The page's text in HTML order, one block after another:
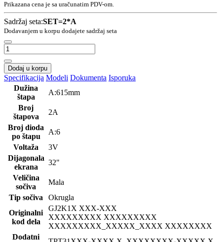
Prikazana cena je sa uračunatim PDV-om.
Sadržaj seta:SET=2*A
Dodavanjem u korpu dodajete sadržaj seta
Dodaj u korpu
Specifikacija Modeli Dokumenta Isporuka
Dužina
štapa
A:615mm
Broj
štapova
2A
Broj dioda
po štapu
A:6
Voltaža
3V
Dijagonala
ekrana
32"
Veličina
sočiva
Mala
Tip sočiva
Okrugla
Originalni
kod dela
GJ2K1 X XXX-XXX
XXXXXXXXX XXXXXXXXX
XXXXXXXXX_XXXXX_XXXX XXXXXXXX
Dodatni